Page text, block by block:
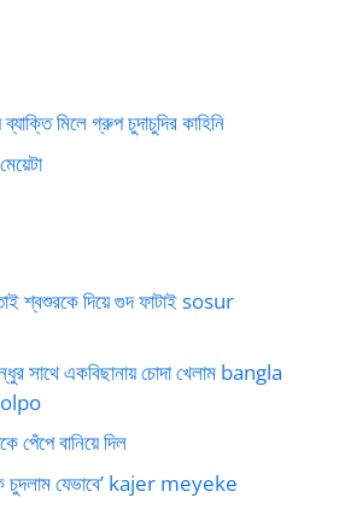
মিলে গ্রুপ চুদাচুদির কাহিনি
শ্বশুরকে দিয়ে গুদ ফাটাই sosur
সাথে একবিছানায় চোদা খেলাম bangla
পেঁপে বানিয়ে দিল
চুদলাম যেভাবে’ kajer meyeke